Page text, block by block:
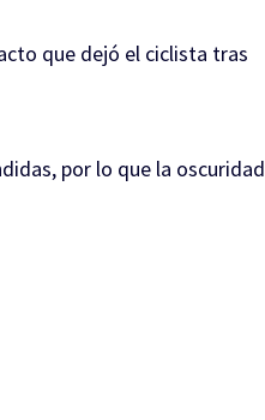
que dejó el ciclista tras
por lo que la oscuridad